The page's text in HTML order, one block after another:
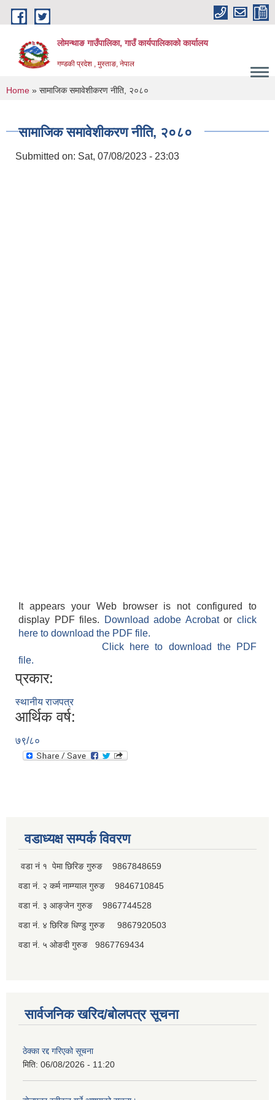
Skip to main content
लोमन्थाङ गाउँपालिका, गाउँ कार्यपालिकाको कार्यालय
गण्डकी प्रदेश , मुस्ताङ, नेपाल
You are here
Home » सामाजिक समावेशीकरण नीति, २०८०
सामाजिक समावेशीकरण नीति, २०८०
Submitted on: Sat, 07/08/2023 - 23:03
It appears your Web browser is not configured to
display PDF files.
Download adobe Acrobatorclick
here to download the PDF file.
Click here to download the PDF
file.
प्रकार:
स्थानीय राजपत्र
आर्थिक वर्ष:
७९/८०
वडाध्यक्ष सम्पर्क विवरण
वडा नं १ पेमा छिरिङ गुरुङ 9867848659
वडा नं. २ कर्म नाम्ग्याल गुरुङ 9846710845
वडा नं. ३ आङ्जेन गुरुङ 9867744528
वडा नं. ४ छिरिङ धिण्डु गुरुङ 9867920503
वडा नं. ५ ओङदी गुरुङ 9867769434
सार्वजनिक खरिद/बोलपत्र सूचना
ठेक्का रद्द गरिएको सूचना
मिति: 06/08/2026 - 11:20